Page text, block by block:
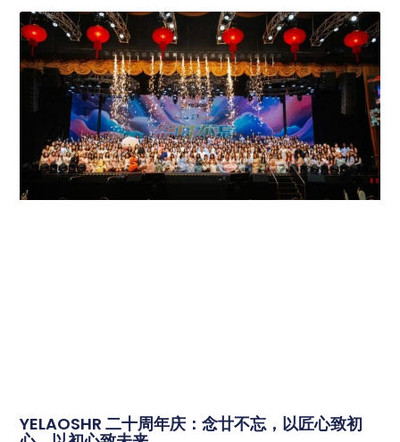
YELAOSHR 二十周年庆：念廿不忘，以匠心致初